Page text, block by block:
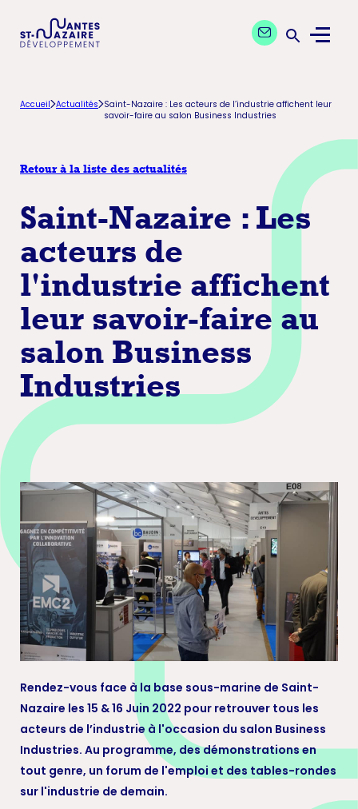
contenu
Menu
Contactez nos
Accueil Actualités Saint-Nazaire : Les acteurs de l’industrie affichent leur
savoir-faire au salon Business Industries
Retour à la liste des actualités
Saint-Nazaire : Les
acteurs de
l'industrie affichent
leur savoir-faire au
salon Business
Industries
Rendez-vous face à la base sous-marine de Saint-
Nazaire les 15 & 16 Juin 2022 pour retrouver tous les
acteurs de l’industrie à l'occasion du salon Business
Industries. Au programme, des démonstrations en
tout genre, un forum de l'emploi et des tables-rondes
sur l'industrie de demain.